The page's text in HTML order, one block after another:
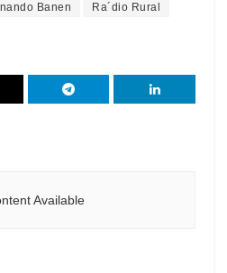
Banen Ra´dio Rural
Available